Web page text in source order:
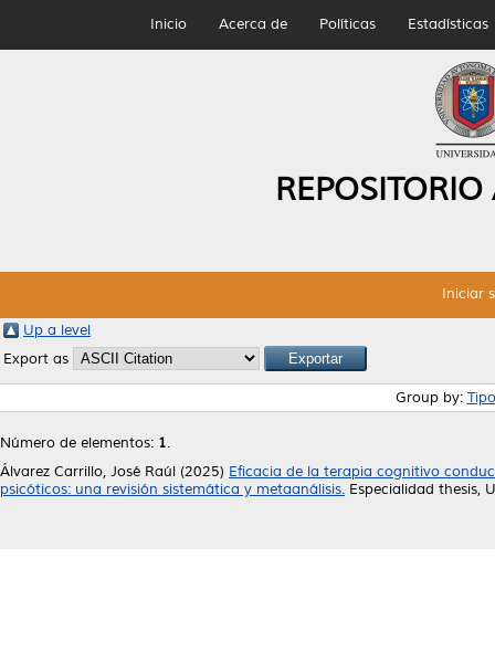
Inicio Acerca de Políticas Estadísticas
Iniciar
Up a level
Export as
Group by:
Número de elementos: 1.
Álvarez Carrillo, José Raúl (2025) Eficacia de la terapia cognitivo
psicóticos: una revisión sistemática y metaanálisis. Especialidad thesis,